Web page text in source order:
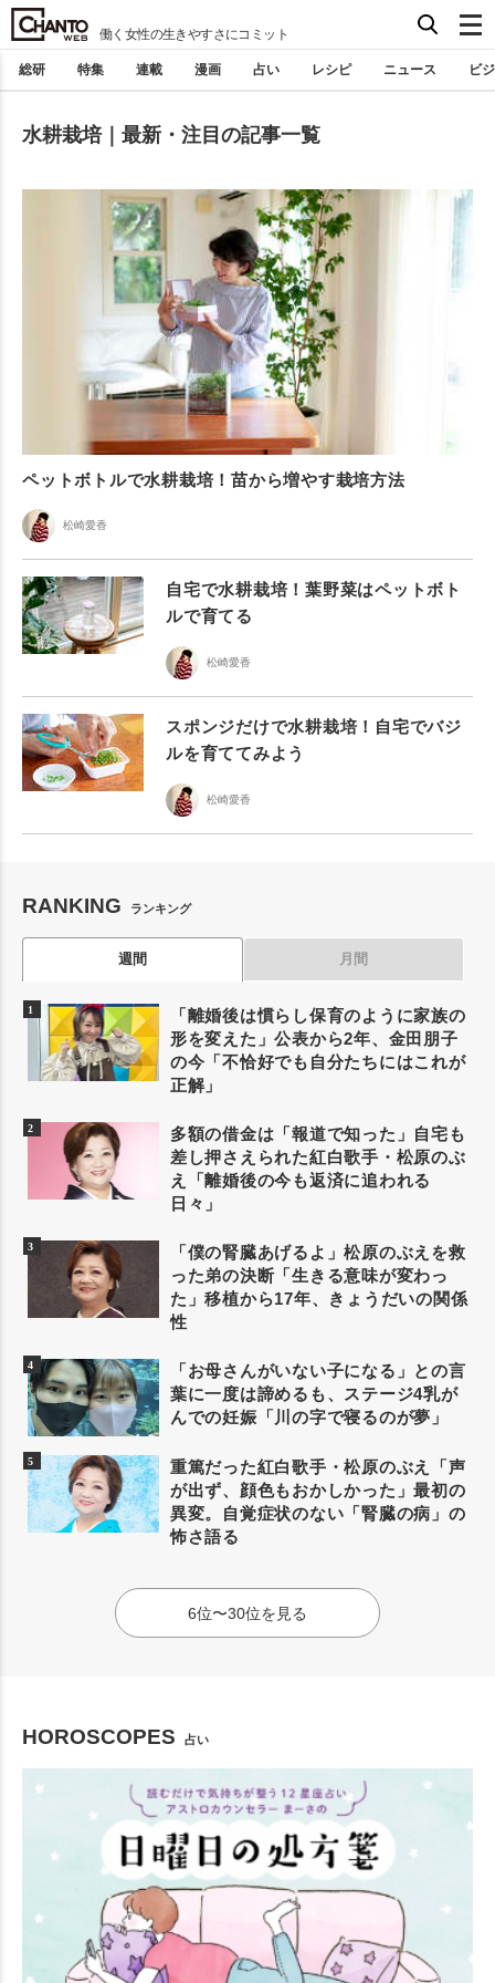
働く女性の生きやすさにコミット
総研 特集 連載 漫画 占い レシピ ニュース ビ
水耕栽培｜最新・注目の記事一覧
ペットボトルで水耕栽培！苗から増やす栽培方法
松崎愛香
自宅で水耕栽培！葉野菜はペットボト
ルで育てる
松崎愛香
スポンジだけで水耕栽培！自宅でバジ
ルを育ててみよう
松崎愛香
RANKING ランキング
週間 月間
「離婚後は慣らし保育のように家族の
形を変えた」公表から2年、金田朋子
の今「不恰好でも自分たちにはこれが
正解」
多額の借金は「報道で知った」自宅も
差し押さえられた紅白歌手・松原のぶ
え「離婚後の今も返済に追われる
日々」
「僕の腎臓あげるよ」松原のぶえを救
った弟の決断「生きる意味が変わっ
た」移植から17年、きょうだいの関係
性
「お母さんがいない子になる」との言
葉に一度は諦めるも、ステージ4乳が
んでの妊娠「川の字で寝るのが夢」
重篤だった紅白歌手・松原のぶえ「声
が出ず、顔色もおかしかった」最初の
異変。自覚症状のない「腎臓の病」の
怖さ語る
6位〜30位を見る
HOROSCOPES 占い